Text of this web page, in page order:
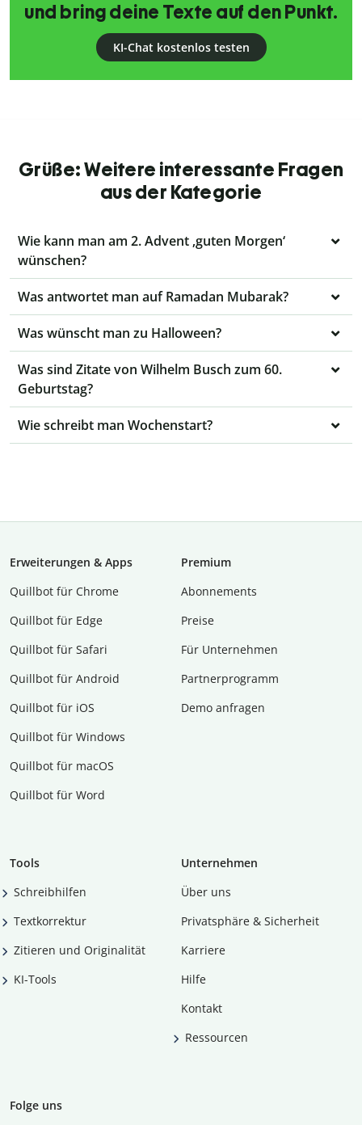
und bring deine Texte auf den Punkt.
KI-Chat kostenlos testen
Grüße: Weitere interessante Fragen
aus der Kategorie
Wie kann man am 2. Advent ‚guten Morgen‘
wünschen?
Was antwortet man auf Ramadan Mubarak?
Was wünscht man zu Halloween?
Was sind Zitate von Wilhelm Busch zum 60.
Geburtstag?
Wie schreibt man Wochenstart?
Erweiterungen & Apps
Quillbot für Chrome
Quillbot für Edge
Quillbot für Safari
Quillbot für Android
Quillbot für iOS
Quillbot für Windows
Quillbot für macOS
Quillbot für Word
Premium
Abon­ne­ments
Preise
Für Unternehmen
Partnerprogramm
Demo anfragen
Tools
Schreibhilfen
Textkorrektur
Zitieren und Originalität
KI-Tools
Unternehmen
Über uns
Privatsphäre & Sicherheit
Karriere
Hilfe
Kontakt
Ressourcen
Folge uns